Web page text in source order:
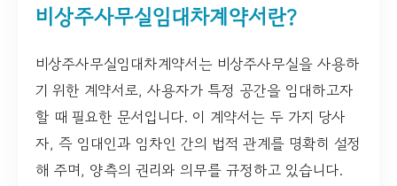
비상주사무실임대차계약서란?
비상주사무실임대차계약서는 비상주사무실을 사용하
기 위한 계약서로, 사용자가 특정 공간을 임대하고자
할 때 필요한 문서입니다. 이 계약서는 두 가지 당사
자, 즉 임대인과 임차인 간의 법적 관계를 명확히 설정
해 주며, 양측의 권리와 의무를 규정하고 있습니다.